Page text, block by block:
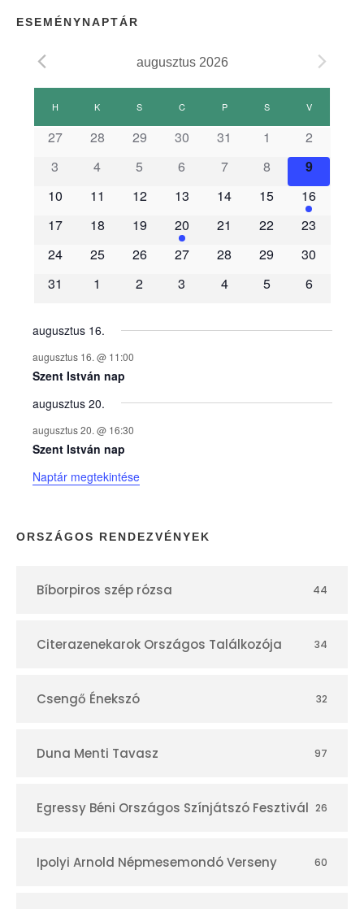
ESEMÉNYNAPTÁR
augusztus 2026
E
m
é
n
y
e
k
n
a
p
r
H K S CCSÜTÖRTÖK
PPÉNTEK SSZOMBAT
VVASÁRNAP
27 28 29 30 31 1
2
3
4 5 6 7 8
9
10
11 12 13 14 15
16
17
18 19 20 21 22
23
24
25 26 27 28 29
30
31
1 2 3 4 5 6
augusztus 16.
augusztus 16. @ 11:00
Szent István nap
augusztus 20.
augusztus 20. @ 16:30
Szent István nap
Naptár megtekintése
ORSZÁGOS RENDEZVÉNYEK
Bíborpiros szép rózsa 44
Citerazenekarok Országos Találkozója 34
Csengő Énekszó 32
Duna Menti Tavasz 97
Egressy Béni Országos Színjátszó Fesztivál 26
Ipolyi Arnold Népmesemondó Verseny 60